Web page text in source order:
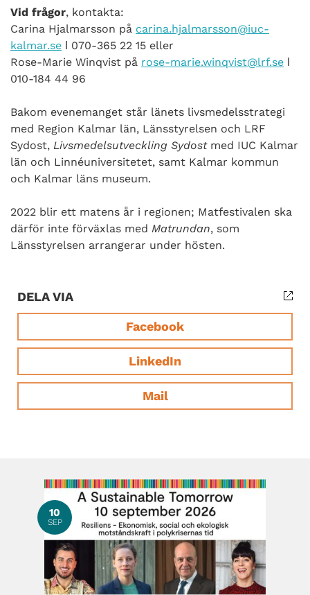
Vid frågor, kontakta:
Carina Hjalmarsson på carina.hjalmarsson@iuc-
kalmar.se ǀ 070-365 22 15 eller
Rose-Marie Winqvist på rose-marie.winqvist@lrf.se ǀ
010-184 44 96
Bakom evenemanget står länets livsmedelsstrategi
med Region Kalmar län, Länsstyrelsen och LRF
Sydost, Livsmedelsutveckling Sydostmed IUC Kalmar
län och Linnéuniversitetet, samt Kalmar kommun
och Kalmar läns museum.
2022 blir ett matens år i regionen; Matfestivalen ska
därför inte förväxlas med Matrundan, som
Länsstyrelsen arrangerar under hösten.
DELA VIA
Facebook
LinkedIn
Mail
10
SEP